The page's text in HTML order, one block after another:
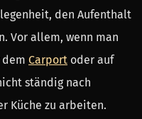
den Aufenthalt
Vor allem, wenn man
Carport oder auf
ständig nach
Küche zu arbeiten.